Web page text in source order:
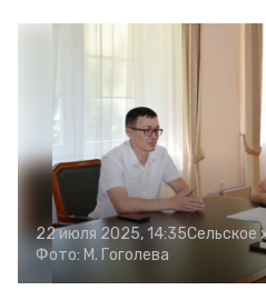
22 июля 2025, 14:35Сельское
Фото: М. Гоголева